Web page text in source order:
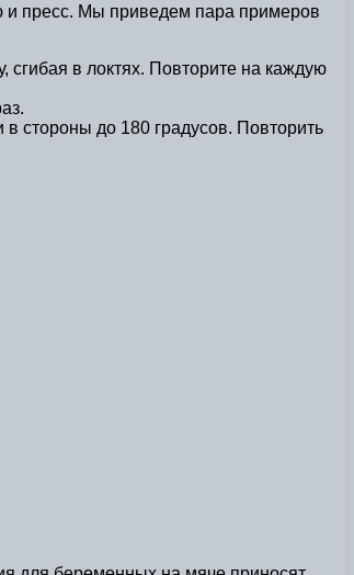
и пресс. Мы приведем пара примеров
сгибая в локтях. Повторите на каждую
стороны до 180 градусов. Повторить